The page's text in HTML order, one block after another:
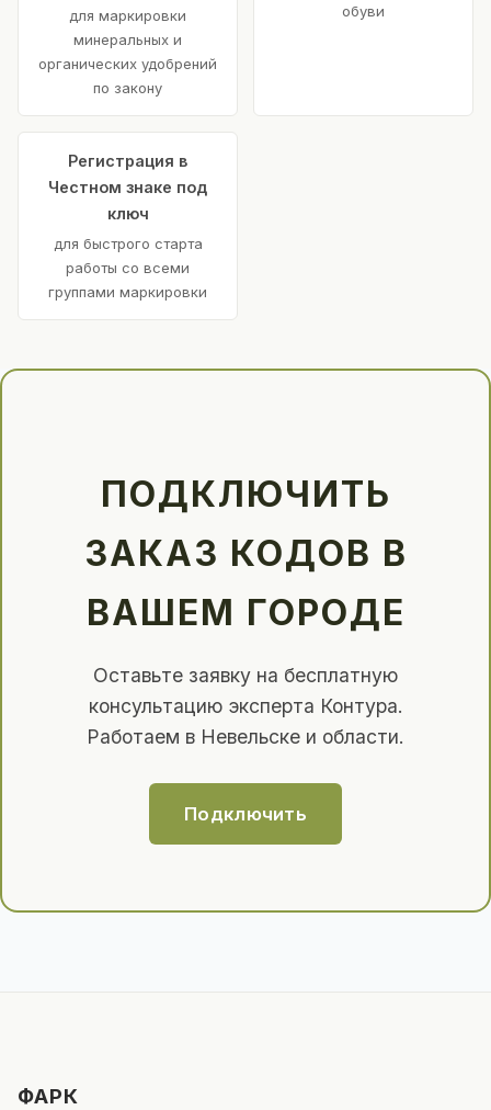
для маркировки
минеральных и
органических удобрений
по закону
обуви
Регистрация в
Честном знаке под
ключ
для быстрого старта
работы со всеми
группами маркировки
ПОДКЛЮЧИТЬ
ЗАКАЗ КОДОВ В
ВАШЕМ ГОРОДЕ
Оставьте заявку на бесплатную
консультацию эксперта Контура.
Работаем в Невельске и области.
Подключить
ФАРК